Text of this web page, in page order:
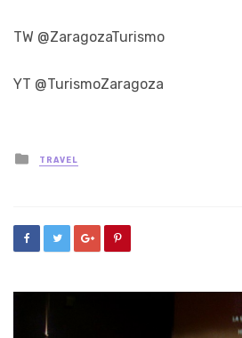
TW @ZaragozaTurismo
YT @TurismoZaragoza
Posted
in
TRAVEL